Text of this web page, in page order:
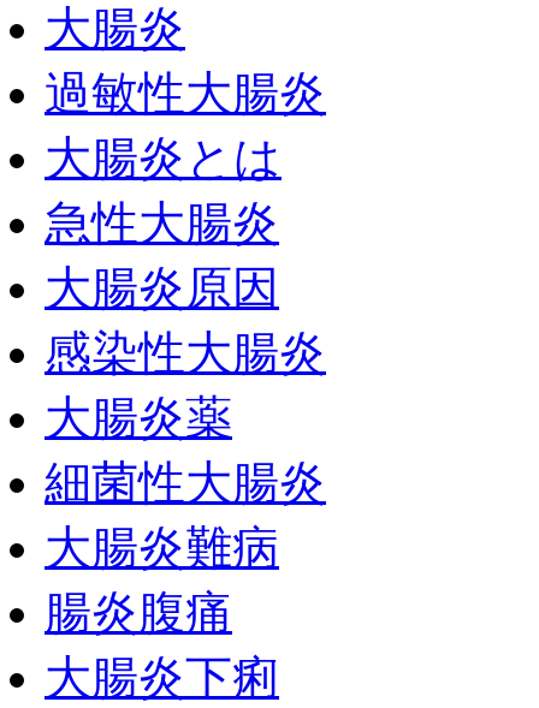
大腸炎
過敏性大腸炎
大腸炎とは
急性大腸炎
大腸炎原因
感染性大腸炎
大腸炎薬
細菌性大腸炎
大腸炎難病
腸炎腹痛
大腸炎下痢